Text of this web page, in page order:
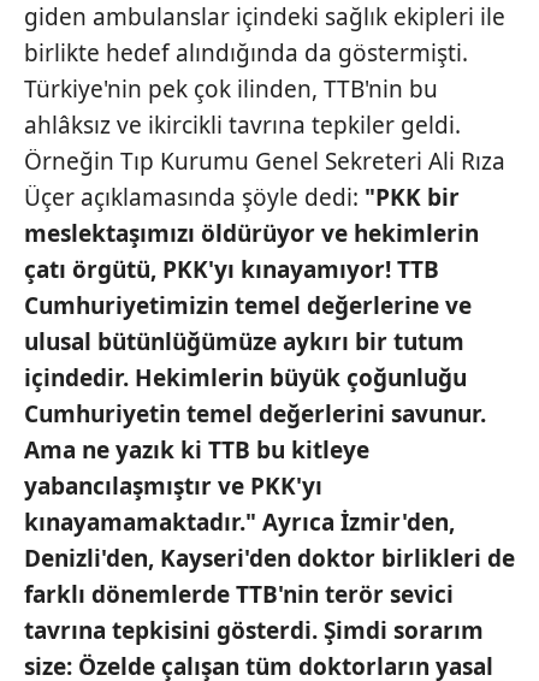
giden ambulanslar içindeki sağlık ekipleri ile
birlikte hedef alındığında da göstermişti.
Türkiye'nin pek çok ilinden, TTB'nin bu
ahlâksız ve ikircikli tavrına tepkiler geldi.
Örneğin Tıp Kurumu Genel Sekreteri Ali Rıza
Üçer açıklamasında şöyle dedi: "PKK bir
meslektaşımızı öldürüyorve hekimlerin
çatı örgütü, PKK'yı kınayamıyor! TTB
Cumhuriyetimizin temel değerlerineve
ulusal bütünlüğümüzeaykırı bir tutum
içindedir. Hekimlerin büyük çoğunluğu
Cumhuriyetin temel değerlerini savunur.
Ama ne yazık ki TTB bu kitleye
yabancılaşmıştırve PKK'yı
kınayamamaktadır." Ayrıca İzmir'den,
Denizli'den, Kayseri'den doktor birlikleri de
farklı dönemlerde TTB'nin terörsevici
tavrına tepkisini gösterdi.Şimdi sorarım
size: Özeldeçalışan tüm doktorların yasal